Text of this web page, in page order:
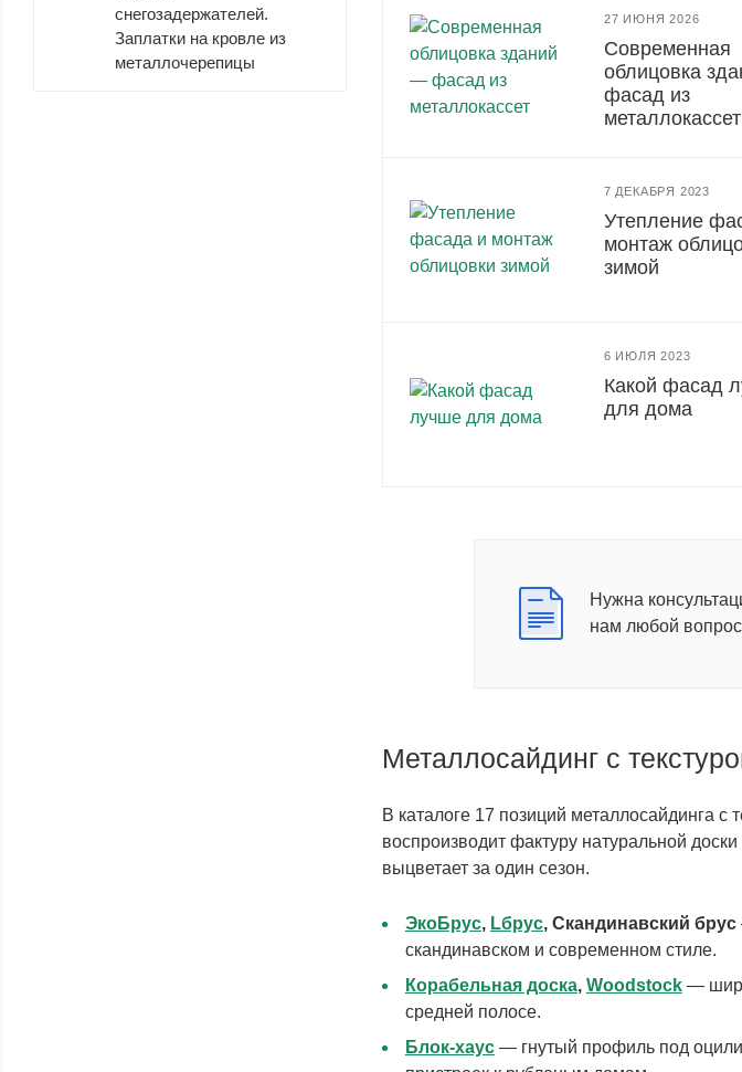
27 ИЮНЯ 2026
Современная
облицовка
фасад из
металлокассет
7 ДЕКАБРЯ 2023
Утепление
монтаж
зимой
6 ИЮЛЯ 2023
Какой фасад
для дома
Нужна
нам любой
Металлосайдинг с
В каталоге 17 позиций металлосайдинга
воспроизводит фактуру натуральной
выцветает за один сезон.
ЭкоБрус, Lбрус, Скандинавский брус
скандинавском и современном стиле.
Корабельная доска, Woodstock—
средней полосе.
Блок-хаус— гнутый профиль под
снегозадержателей.
Заплатки на кровле из
металлочерепицы